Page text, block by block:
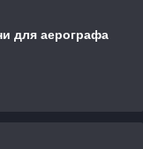
для аерографа